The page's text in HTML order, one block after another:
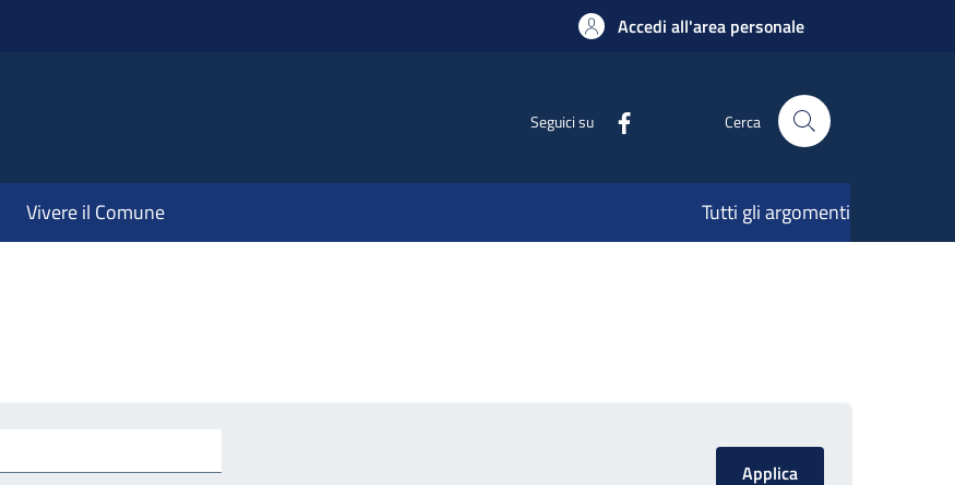
Accedi all'area personale
Seguici su Cerca
Vivere il Comune Tutti gli argomenti